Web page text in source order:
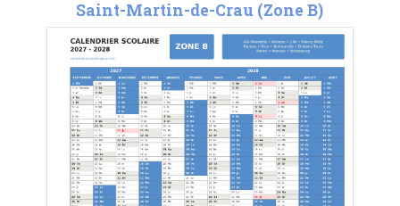
Saint-Martin-de-Crau (Zone B)